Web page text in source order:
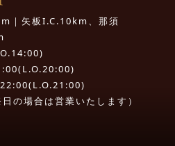
｜矢板I.C.10km、那須
の場合は営業いたします）